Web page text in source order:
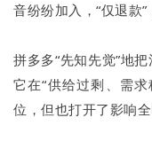
音纷纷加入，“仅退款”
拼多多“先知先觉”地
它在“供给过剩、需
位，但也打开了影响